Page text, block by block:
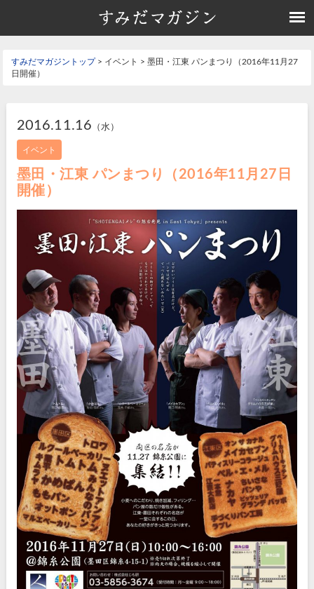
すみだマガジントップ> イベント > 墨田・江東 パンまつり（2016年11月27
日開催）
2016.11.16 （水）
イベント
墨田・江東 パンまつり（2016年11月27日
開催）